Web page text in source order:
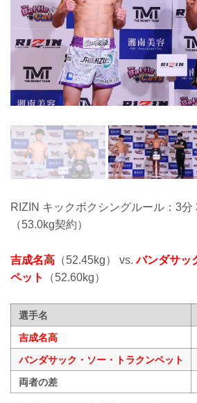
RIZIN キックボクシングルール：3分
（53.0kg契約）
吉成名高 （52.45kg） vs.バンダサッ
ペット
（52.60kg）
選手名
吉成名高
バンダサック・ソー・トラクンペット
両者の差